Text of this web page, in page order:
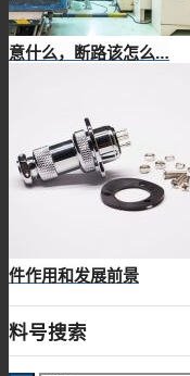
意什么，断路该怎么…
件作用和发展前景
料号搜索